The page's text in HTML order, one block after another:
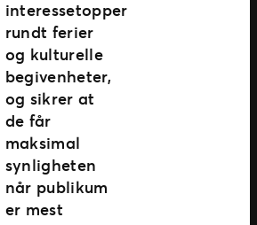
interessetopper
rundt ferier
og kulturelle
begivenheter,
og sikrer at
de får
maksimal
synligheten
når publikum
er mest